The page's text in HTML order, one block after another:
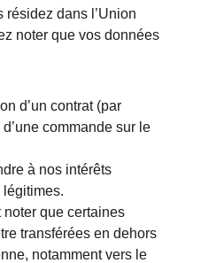
résidez dans l’Union
noter que vos données
d’un contrat (par
commande sur le
à nos intérêts
que certaines
transférées en dehors
notamment vers le